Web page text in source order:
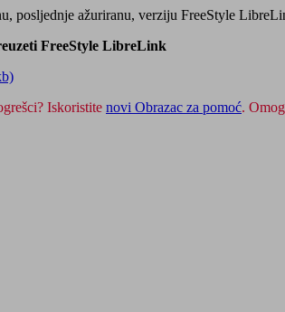
posljednje ažuriranu, verziju FreeStyle
FreeStyle LibreLink
Iskoristite novi Obrazac za pomoć.